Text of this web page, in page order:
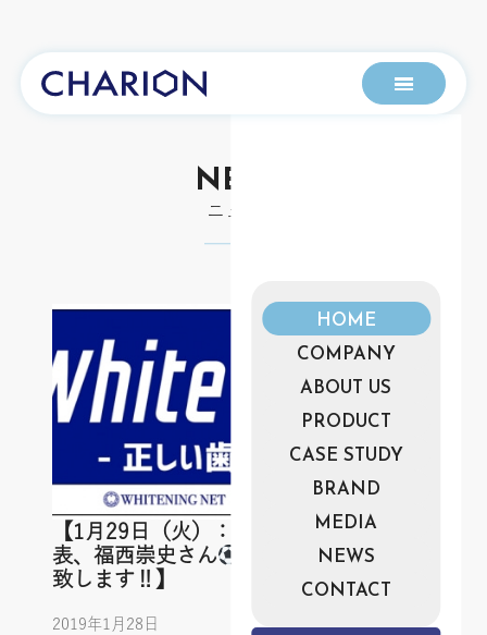
HOME
COMPANY
ABOUT US
PRODUCT
CASE STUDY
BRAND
MEDIA
NEWS
CONTACT
NEWS
ニュース
【1月29日（火）：サッカー元日本代
表、福西崇史さん
と歯磨き教室を実施
致します‼】
2019年1月28日